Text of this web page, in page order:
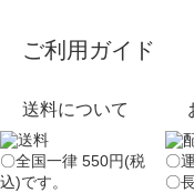
ご利用ガイド
送料について
〇全国一律 550円(税
込)です。
〇
〇